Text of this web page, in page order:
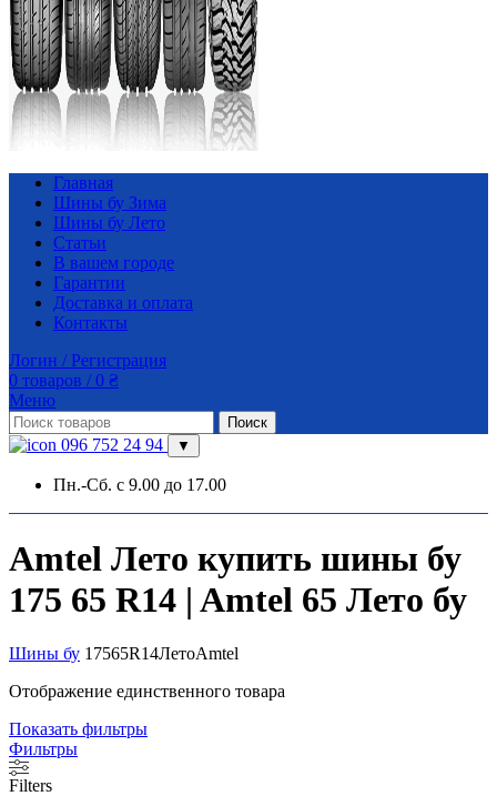
Главная
Шины бу Зима
Шины бу Лето
Статьи
В вашем городе
Гарантии
Доставка и оплата
Контакты
Логин / Регистрация
0 товаров / 0 ₴
Меню
Поиск
096 752 24 94 ▼
Пн.-Сб. с 9.00 до 17.00
Amtel Лето купить шины бу
175 65 R14 | Amtel 65 Лето бу
Шины бу 17565R14ЛетоAmtel
Отображение единственного товара
Показать фильтры
Фильтры
Filters